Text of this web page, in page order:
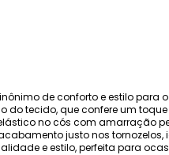
de conforto e estilo
tecido, que confere um
no cós com amarração
justo nos
e estilo, perfeita para